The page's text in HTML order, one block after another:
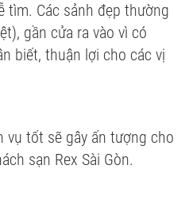
tìm. Các sảnh đẹp thường
gần cửa ra vào vì có
biết, thuận lợi cho các vị
vụ tốt sẽ gây ấn tượng cho
sạn Rex Sài Gòn.